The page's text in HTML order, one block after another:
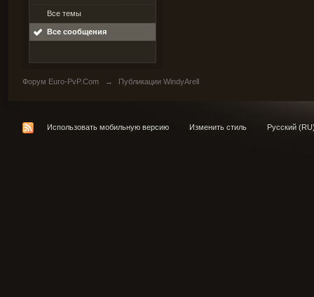
Все темы
Все сообщения
Форум Euro-PvP.Com → Публикации WindyArell
Использовать мобильную версию Изменить стиль Русский